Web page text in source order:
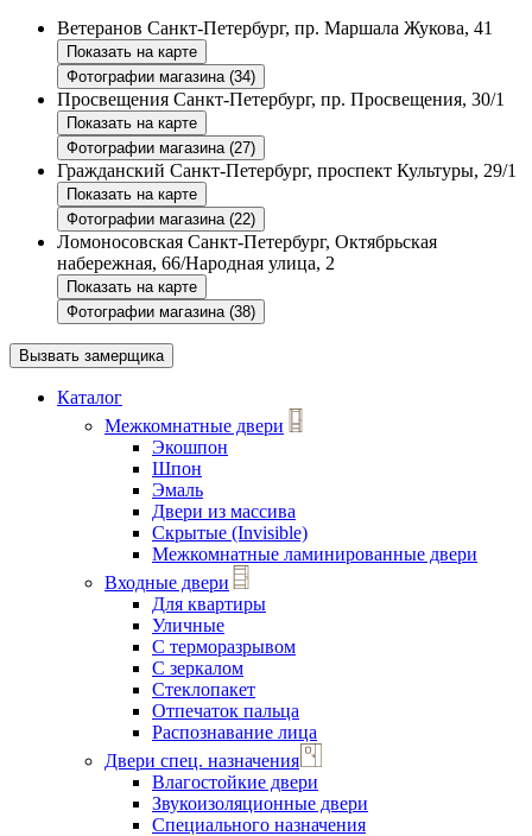
Ветеранов Санкт-Петербург, пр. Маршала Жукова, 41
Показать на карте
Фотографии магазина (34)
Просвещения Санкт-Петербург, пр. Просвещения, 30/1
Показать на карте
Фотографии магазина (27)
Гражданский Санкт-Петербург, проспект Культуры, 29/1
Показать на карте
Фотографии магазина (22)
Ломоносовская Санкт-Петербург, Октябрьская
набережная, 66/Народная улица, 2
Показать на карте
Фотографии магазина (38)
Вызвать замерщика
Каталог
Межкомнатные двери
Экошпон
Шпон
Эмаль
Двери из массива
Скрытые (Invisible)
Межкомнатные ламинированные двери
Входные двери
Для квартиры
Уличные
С терморазрывом
С зеркалом
Стеклопакет
Отпечаток пальца
Распознавание лица
Двери спец. назначения
Влагостойкие двери
Звукоизоляционные двери
Специального назначения